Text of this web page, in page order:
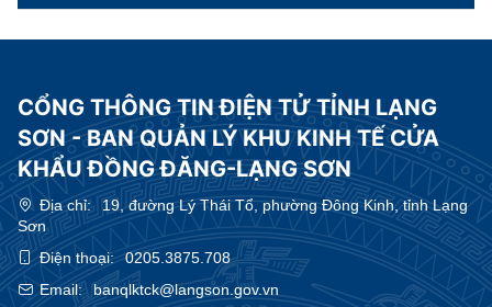
CỔNG THÔNG TIN ĐIỆN TỬ TỈNH LẠNG
SƠN - BAN QUẢN LÝ KHU KINH TẾ CỬA
KHẨU ĐỒNG ĐĂNG-LẠNG SƠN
Địa chỉ:
19, đường Lý Thái Tổ, phường Đông Kinh, tỉnh Lạng
Sơn
Điện thoại:
0205.3875.708
Email:
banqlktck@langson.gov.vn